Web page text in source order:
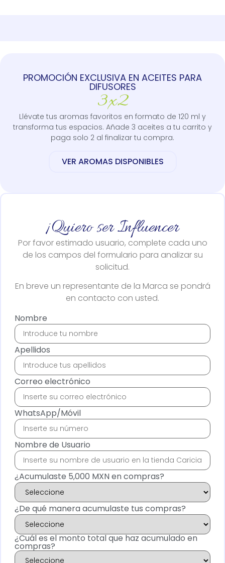
PROMOCIÓN EXCLUSIVA EN ACEITES PARA
DIFUSORES
3x2
Llévate tus aromas favoritos en formato de 120 ml y
transforma tus espacios. Añade 3 aceites a tu carrito y
paga solo 2 al finalizar tu compra.
VER AROMAS DISPONIBLES
¡Quiero ser Influencer
Por favor estimado usuario, complete cada uno
de los campos del formulario para analizar su
solicitud.
En breve un representante de la Marca se pondrá
en contacto con usted.
Nombre
Apellidos
Correo electrónico
WhatsApp/Móvil
Nombre de Usuario
¿Acumulaste 5,000 MXN en compras?
¿De qué manera acumulaste tus compras?
¿Cuál es el monto total que haz acumulado en
compras?